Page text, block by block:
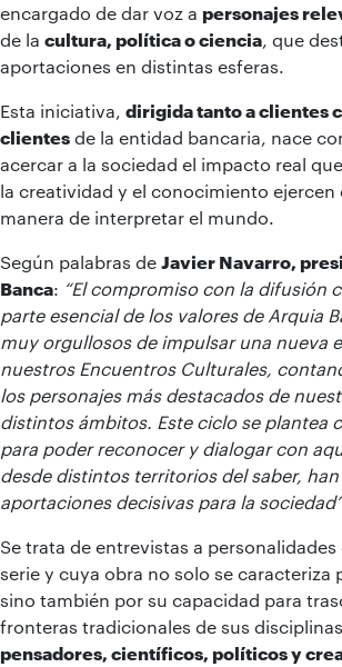
encargado de dar voz a personajes
de la cultura, política o ciencia, que
aportaciones en distintas esferas.
Esta iniciativa, dirigida tanto a clientes
clientes de la entidad bancaria, nace
acercar a la sociedad el impacto real
la creatividad y el conocimiento ejercen
manera de interpretar el mundo.
Según palabras de Javier Navarro,
Banca: “El compromiso con la difusión
parte esencial de los valores de Arquia
muy orgullosos de impulsar una nueva
nuestros Encuentros Culturales,
los personajes más destacados de
distintos ámbitos. Este ciclo se plantea
para poder reconocer y dialogar con
desde distintos territorios del saber,
aportaciones decisivas para la
Se trata de entrevistas a
serie y cuya obra no solo se caracteriza
sino también por su capacidad para
fronteras tradicionales de sus
pensadores, científicos, políticos y